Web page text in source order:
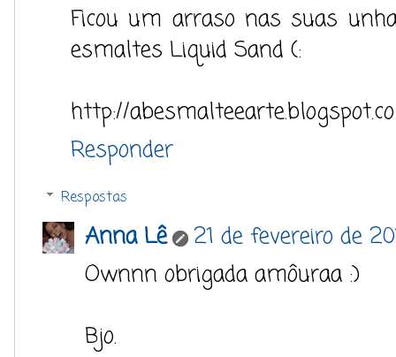
Ficou um arraso nas suas
esmaltes Liquid Sand (:
http://
Responder
Respostas
Anna Lê
21 de fevereiro de
Ownnn obrigada amôuraa :)
Bjo.